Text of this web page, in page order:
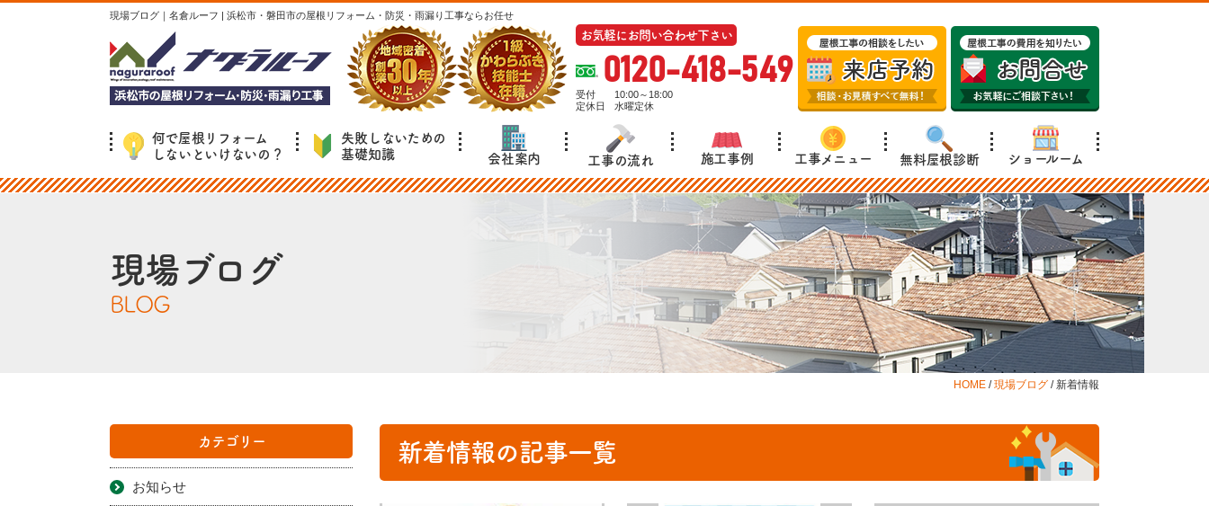
現場ブログ｜名倉ルーフ | 浜松市・磐田市の屋根リフォーム・防災・雨漏り工事ならお任せ
お気軽にお問い合わせ下さい
0120-418-549
受付
10:00～18:00
定休日
水曜定休
何で屋根リフォーム
しないといけないの？
失敗しないための
基礎知識
会社案内 工事の流れ 施工事例 工事メニュー 無料屋根診断 ショールーム
現場ブログ
BLOG
HOME /現場ブログ /新着情報
新着情報の記事一覧
カテゴリー
お知らせ